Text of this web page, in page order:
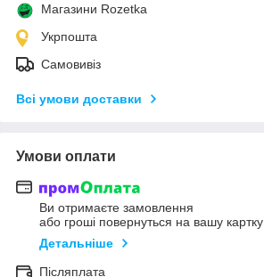
Магазини Rozetka
Укрпошта
Самовивіз
Всі умови доставки
Умови оплати
Ви отримаєте замовлення
або гроші повернуться на вашу картку
Детальніше
Післяплата